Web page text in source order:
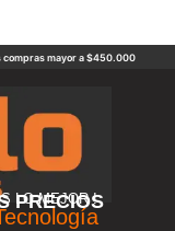
compras mayor a $450.000
PRECIOS
LO MEJOR !